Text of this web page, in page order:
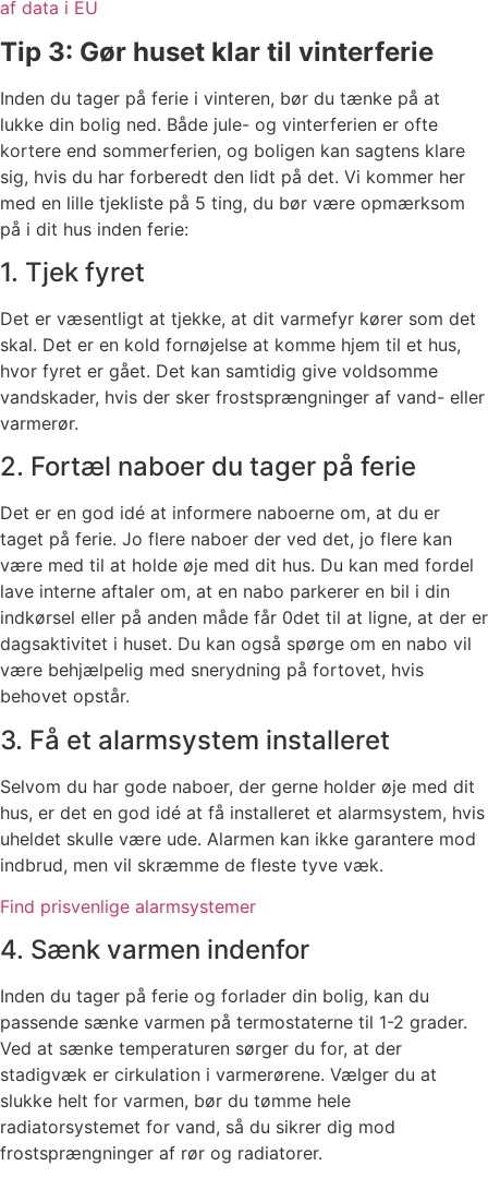
af data i EU
Tip 3: Gør huset klar til vinterferie
Inden du tager på ferie i vinteren, bør du tænke på at
lukke din bolig ned. Både jule- og vinterferien er ofte
kortere end sommerferien, og boligen kan sagtens klare
sig, hvis du har forberedt den lidt på det. Vi kommer her
med en lille tjekliste på 5 ting, du bør være opmærksom
på i dit hus inden ferie:
1. Tjek fyret
Det er væsentligt at tjekke, at dit varmefyr kører som det
skal. Det er en kold fornøjelse at komme hjem til et hus,
hvor fyret er gået. Det kan samtidig give voldsomme
vandskader, hvis der sker frostsprængninger af vand- eller
varmerør.
2. Fortæl naboer du tager på ferie
Det er en god idé at informere naboerne om, at du er
taget på ferie. Jo flere naboer der ved det, jo flere kan
være med til at holde øje med dit hus. Du kan med fordel
lave interne aftaler om, at en nabo parkerer en bil i din
indkørsel eller på anden måde får 0det til at ligne, at der er
dagsaktivitet i huset. Du kan også spørge om en nabo vil
være behjælpelig med snerydning på fortovet, hvis
behovet opstår.
3. Få et alarmsystem installeret
Selvom du har gode naboer, der gerne holder øje med dit
hus, er det en god idé at få installeret et alarmsystem, hvis
uheldet skulle være ude. Alarmen kan ikke garantere mod
indbrud, men vil skræmme de fleste tyve væk.
Find prisvenlige alarmsystemer
4. Sænk varmen indenfor
Inden du tager på ferie og forlader din bolig, kan du
passende sænke varmen på termostaterne til 1-2 grader.
Ved at sænke temperaturen sørger du for, at der
stadigvæk er cirkulation i varmerørene. Vælger du at
slukke helt for varmen, bør du tømme hele
radiatorsystemet for vand, så du sikrer dig mod
frostsprængninger af rør og radiatorer.